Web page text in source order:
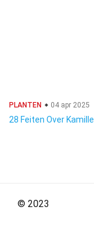
PLANTEN 04 apr 2025
28 Feiten Over Kamille
© 2023